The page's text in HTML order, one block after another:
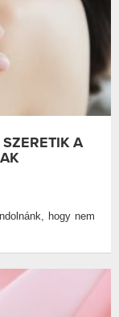
A
hogy nem